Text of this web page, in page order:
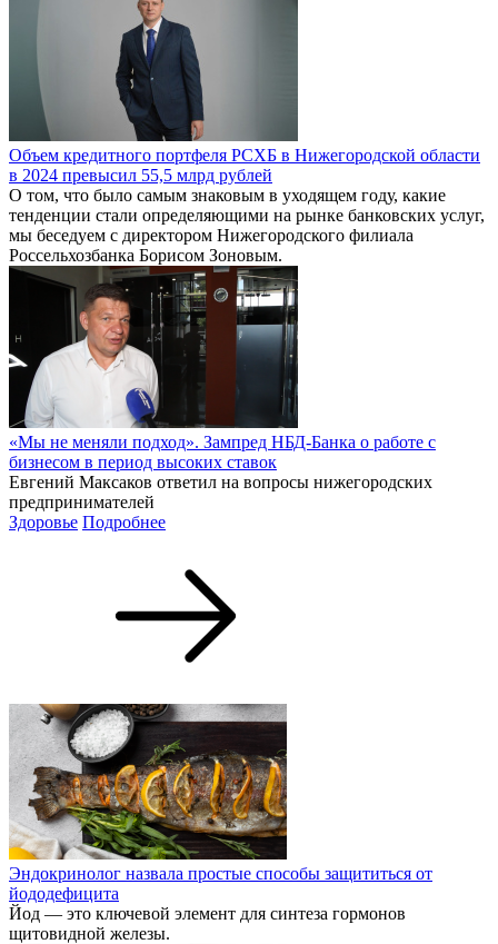
Объем кредитного портфеля РСХБ в Нижегородской области
в 2024 превысил 55,5 млрд рублей
О том, что было самым знаковым в уходящем году, какие
тенденции стали определяющими на рынке банковских услуг,
мы беседуем с директором Нижегородского филиала
Россельхозбанка Борисом Зоновым.
«Мы не меняли подход». Зампред НБД-Банка о работе с
бизнесом в период высоких ставок
Евгений Максаков ответил на вопросы нижегородских
предпринимателей
Здоровье Подробнее
Эндокринолог назвала простые способы защититься от
йододефицита
Йод — это ключевой элемент для синтеза гормонов
щитовидной железы.